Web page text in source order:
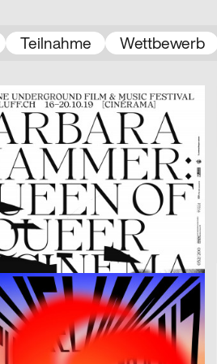
Teilnahme Wettbewerb
CH
2019
Arjun Gilgen
2019
Grafik & Interaktion
2019
Bohle, Kormann Raffael D
2019
Merlin
2019